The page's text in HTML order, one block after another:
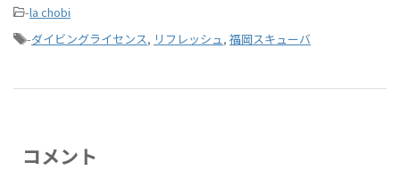
-la chobi
-ダイビングライセンス, リフレッシュ, 福岡スキューバ
コメント